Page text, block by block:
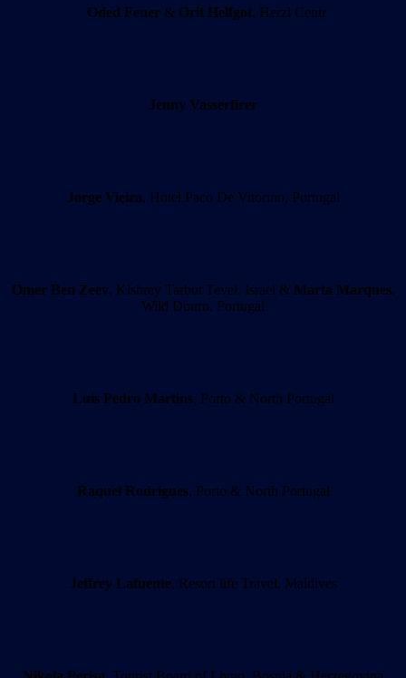
Oded Feuer & Orit Helfgot, Herzl Centr
Jenny Vasserfirer
Jorge Vieira, Hotel Paco De Vitorino, Portugal
Omer Ben Zeev, Kishrey Tarbut Tevel, Israel & Marta Marques,
Wild Douro, Portugal
Luis Pedro Martins, Porto & North Portugal
Raquel Rodrigues, Porto & North Portugal
Jeffrey Lafuente, Resort life Travel, Maldives